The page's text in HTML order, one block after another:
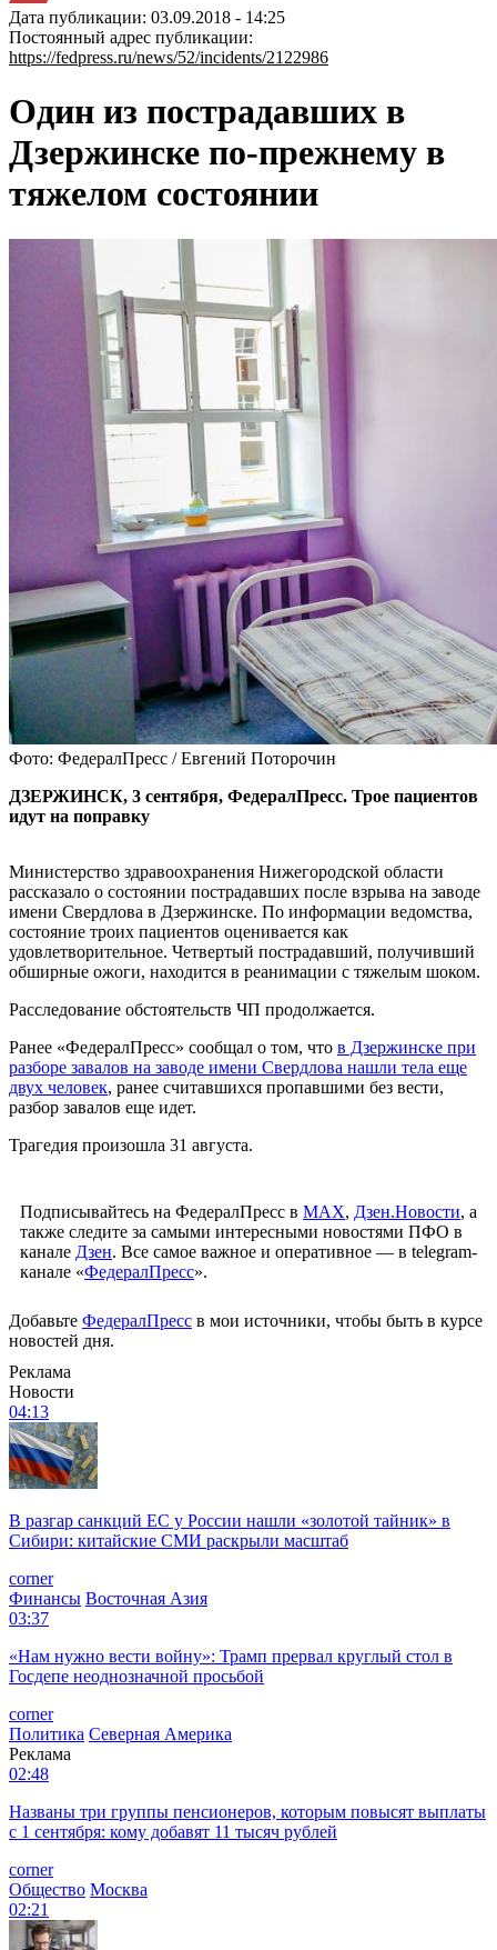
Дата публикации: 03.09.2018 - 14:25
Постоянный адрес публикации:
https://fedpress.ru/news/52/incidents/2122986
Один из пострадавших в
Дзержинске по-прежнему в
тяжелом состоянии
Фото: ФедералПресс / Евгений Поторочин
ДЗЕРЖИНСК, 3 сентября, ФедералПресс. Трое пациентов
идут на поправку
Министерство здравоохранения Нижегородской области
рассказало о состоянии пострадавших после взрыва на заводе
имени Свердлова в Дзержинске. По информации ведомства,
состояние троих пациентов оценивается как
удовлетворительное. Четвертый пострадавший, получивший
обширные ожоги, находится в реанимации с тяжелым шоком.
Расследование обстоятельств ЧП продолжается.
Ранее «ФедералПресс» сообщал о том, что в Дзержинске при
разборе завалов на заводе имени Свердлова нашли тела еще
двух человек, ранее считавшихся пропавшими без вести,
разбор завалов еще идет.
Трагедия произошла 31 августа.
Подписывайтесь на ФедералПресс в МАХ, Дзен.Новости, а
также следите за самыми интересными новостями ПФО в
канале Дзен. Все самое важное и оперативное — в telegram-
канале «ФедералПресс».
Добавьте ФедералПресс в мои источники, чтобы быть в курсе
новостей дня.
Реклама
Новости
04:13
В разгар санкций ЕС у России нашли «золотой тайник» в
Сибири: китайские СМИ раскрыли масштаб
corner
Финансы Восточная Азия
03:37
«Нам нужно вести войну»: Трамп прервал круглый стол в
Госдепе неоднозначной просьбой
corner
Политика Северная Америка
Реклама
02:48
Названы три группы пенсионеров, которым повысят выплаты
с 1 сентября: кому добавят 11 тысяч рублей
corner
Общество Москва
02:21